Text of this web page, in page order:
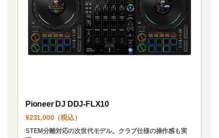
Pioneer DJ DDJ-FLX10
¥231,000（税込）
STEM分離対応の次世代モデル。クラブ仕様の操作感も実